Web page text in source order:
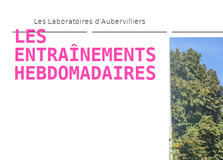
au
principal
Les Laboratoires d’Aubervilliers
LES
ENTRAÎNEMENTS
HEBDOMADAIRES